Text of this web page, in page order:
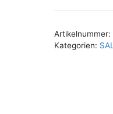
Menge
Artikelnummer:
Kategorien: